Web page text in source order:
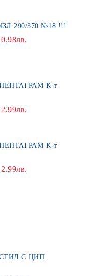
Плик с мехури СМЗЛ 290/370 №18 !!!
0.98лв.
2.99лв.
2.99лв.